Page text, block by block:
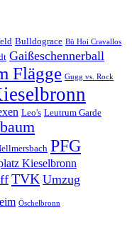
Bulldograce Bü Hoi Cravallos
Gaißeschennerball
Flägge Gugg vs. Rock
Leo's Leutrum Garde
PFG
Kieselbronn
TVK Umzug
Öschelbronn